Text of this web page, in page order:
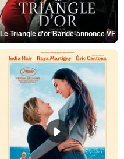
Le Triangle d'or Bande-annonce VF